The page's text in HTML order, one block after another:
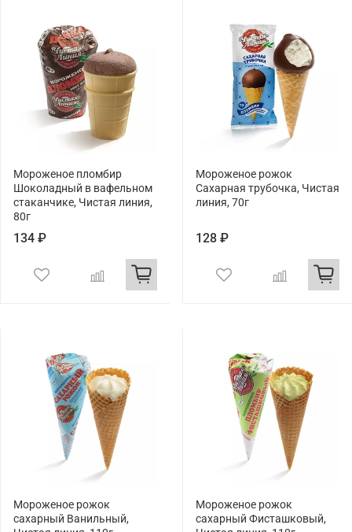
Мороженое пломбир
Шоколадный в вафельном
стаканчике, Чистая линия,
80г
134 ₽
Мороженое рожок
Сахарная трубочка, Чистая
линия, 70г
128 ₽
Мороженое рожок
сахарный Ванильный,
Мороженое рожок
сахарный Фисташковый,